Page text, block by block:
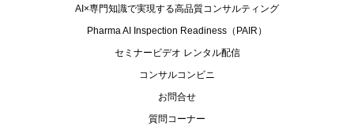
AI×専門知識で実現する高品質コンサルティング
Pharma AI Inspection Readiness（PAIR）
セミナービデオ レンタル配信
コンサルコンビニ
お問合せ
質問コーナー